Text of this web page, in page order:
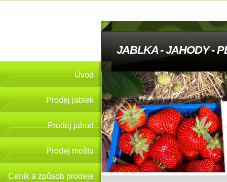
JABLKA - JAHODY -
Úvod
Prodej jablek
Prodej jahod
Prodej moštu
Ceník a způsob prodeje